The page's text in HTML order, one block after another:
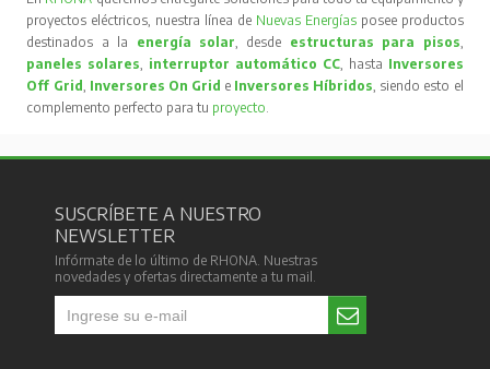
proyectos eléctricos, nuestra línea de Nuevas Energíasposee productos
destinados a la energía solar , desde estructuras para pisos
paneles solares
interruptor automático CC, hasta Inversores
Off Grid Inversores On Grid e Inversores Híbridos , siendo esto el
complemento perfecto para tu proyecto
SUSCRÍBETE A NUESTRO
NEWSLETTER
Infórmate de lo último de RHONA. Nuestras
novedades y ofertas directamente a tu mail.